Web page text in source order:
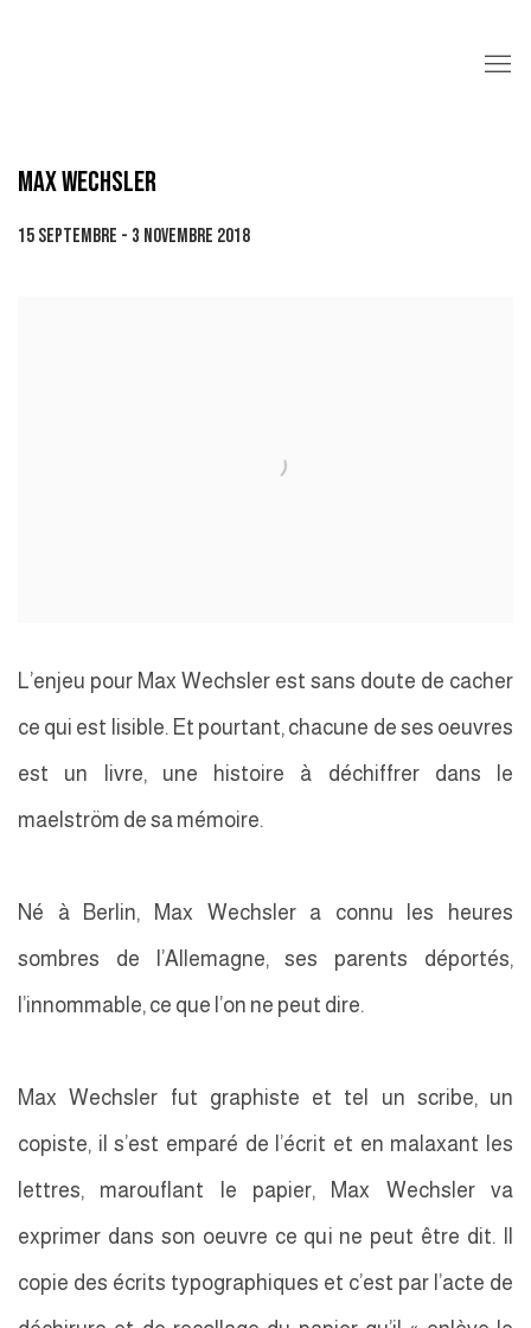
MAX WECHSLER
15 SEPTEMBRE - 3 NOVEMBRE 2018
L’enjeu pour Max Wechsler est sans doute de cacher
ce qui est lisible. Et pourtant, chacune de ses oeuvres
est un livre, une histoire à déchiffrer dans le
maelström de sa mémoire.
Né à Berlin, Max Wechsler a connu les heures
sombres de l’Allemagne, ses parents déportés,
l’innommable, ce que l’on ne peut dire.
Max Wechsler fut graphiste et tel un scribe, un
copiste, il s’est emparé de l’écrit et en malaxant les
lettres, marouflant le papier, Max Wechsler va
exprimer dans son oeuvre ce qui ne peut être dit. Il
copie des écrits typographiques et c’est par l’acte de